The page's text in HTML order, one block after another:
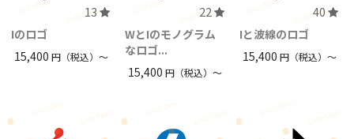
13
Iのロゴ
15,400 円（税込）〜
22
WとIのモノグラム
なロゴ...
15,400円（税込）〜
40
Iと波線のロゴ
15,400 円（税込）〜